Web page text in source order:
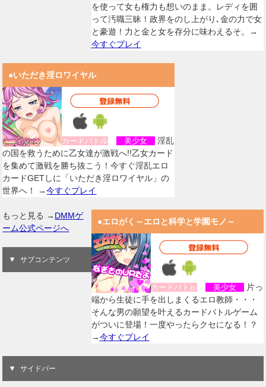
を使って女も権力も想いのまま。レディを囲
って汚職三昧！政界をのし上がり､金の力で女
と豪遊！力と金と女を存分に味わえるそ。→
今すぐプレイ
●いただき淫ロワイヤル
カードバトル 美少女
淫乱
の国を救うために乙女達が激戦へ!!乙女カード
を集めて激戦を勝ち抜こう！今すぐ淫乱エロ
カードGETしに「いただき淫ロワイヤル」の
世界へ！ →今すぐプレイ
●エロがく～エロと科学と学園モノ～
カードバトル 美少女
片っ
端から生徒に手を出しまくるエロ教師・・・
そんな男の願望を叶えるカードバトルゲーム
がついに登場！一度やったらクセになる！？
→今すぐプレイ
もっと見る → DMMゲ
ーム公式ページへ
サブコンテンツ
サイドバー